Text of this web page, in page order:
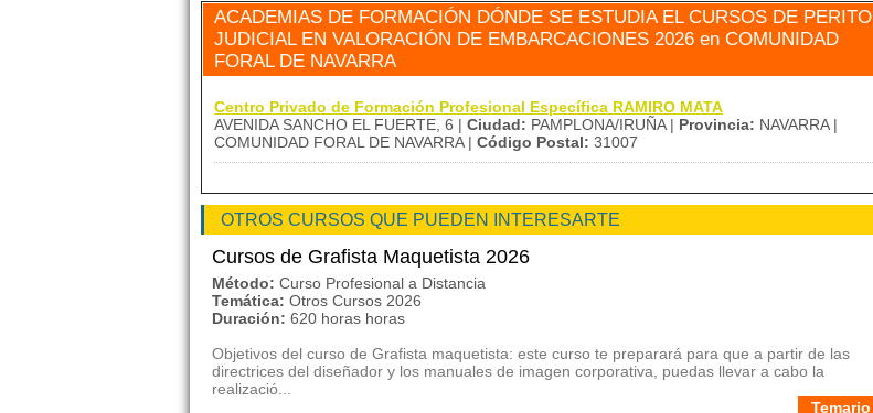
ACADEMIAS DE FORMACIÓN DÓNDE SE ESTUDIA EL CURSOS DE PERITO
JUDICIAL EN VALORACIÓN DE EMBARCACIONES 2026 en COMUNIDAD
FORAL DE NAVARRA
Centro Privado de Formación Profesional Específica RAMIRO MATA
AVENIDA SANCHO EL FUERTE, 6 | Ciudad: PAMPLONA/IRUÑA | Provincia: NAVARRA |
COMUNIDAD FORAL DE NAVARRA | Código Postal: 31007
OTROS CURSOS QUE PUEDEN INTERESARTE
Cursos de Grafista Maquetista 2026
Método: Curso Profesional a Distancia
Temática: Otros Cursos 2026
Duración: 620 horas horas
Objetivos del curso de Grafista maquetista: este curso te preparará para que a partir de las
directrices del diseñador y los manuales de imagen corporativa, puedas llevar a cabo la
realizació...
Temario